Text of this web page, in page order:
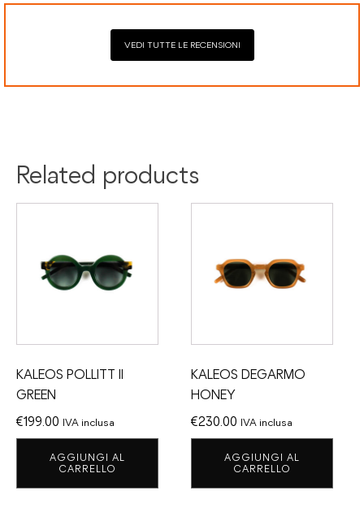
VEDI TUTTE LE RECENSIONI
Related products
KALEOS POLLITT II
GREEN
€199.00 IVA inclusa
AGGIUNGI AL
CARRELLO
KALEOS DEGARMO
HONEY
€230.00 IVA inclusa
AGGIUNGI AL
CARRELLO